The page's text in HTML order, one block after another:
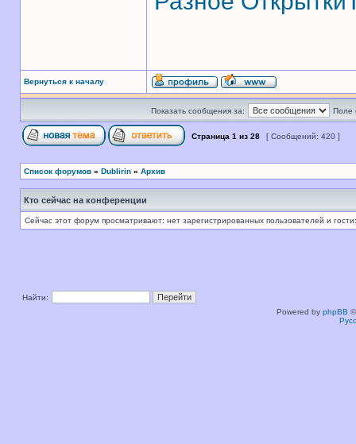
Вернуться к началу
Показать сообщения за: Поле
Страница 1 из 28 [ Сообщений: 420 ]
Список форумов » Dublirin » Архив
Кто сейчас на конференции
Сейчас этот форум просматривают: нет зарегистрированных пользователей и
Найти:
Powered by phpBB